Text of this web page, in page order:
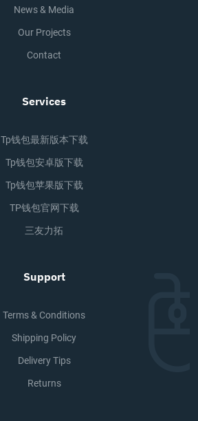
News & Media
Our Projects
Contact
Services
Tp钱包最新版本下载
Tp钱包安卓版下载
Tp钱包苹果版下载
TP钱包官网下载
三友力拓
Support
Terms & Conditions
Shipping Policy
Delivery Tips
Returns